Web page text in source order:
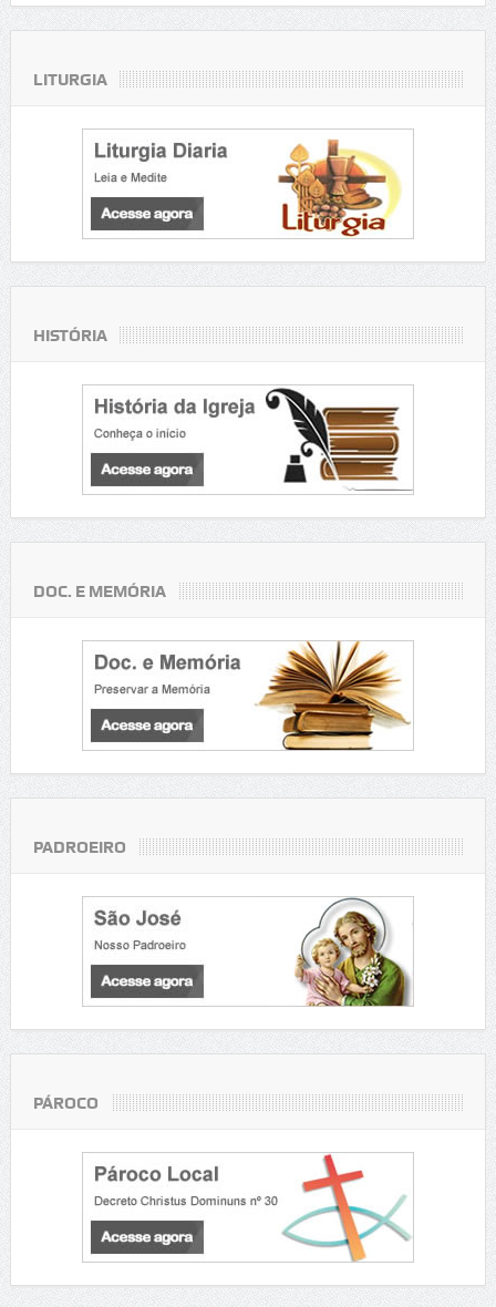
LITURGIA
HISTÓRIA
DOC. E MEMÓRIA
PADROEIRO
PÁROCO